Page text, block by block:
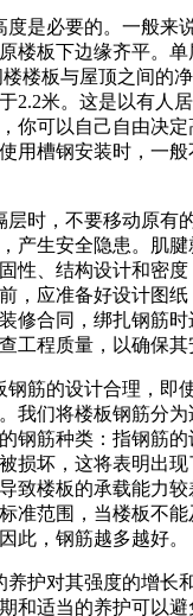
是必要的。一般来
楼板下边缘齐平。
楼板与屋顶之间的
2.2米。这是以有人
你可以自己自由决
用槽钢安装时，一
时，不要移动原有
产生安全隐患。肌腱
性、结构设计和密
，应准备好设计图
修合同，绑扎钢筋
工程质量，以确保其
筋的设计合理，即
我们将楼板钢筋分
钢筋种类：指钢筋的
损坏，这将表明出
致楼板的承载能力
准范围，当楼板不
此，钢筋越多越好。
护对其强度的增长
和适当的养护可以